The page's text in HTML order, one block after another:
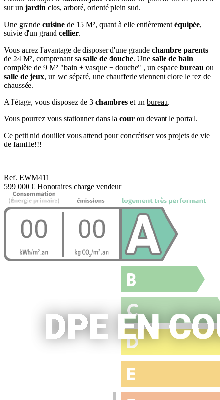
sur un jardin clos, arboré, orienté plein sud.
Une grande cuisine de 15 M², quant à elle entièrement équipée,
suivie d'un grand cellier.
Vous aurez l'avantage de disposer d'une grande chambre parents
de 24 M², comprenant sa salle de douche. Une salle de bain
complète de 9 M² "bain + vasque + douche" , un espace bureau ou
salle de jeux, un wc séparé, une chaufferie viennent clore le rez de
chaussée.
A l'étage, vous disposez de 3 chambres et un bureau.
Vous pourrez vous stationner dans la cour ou devant le portail.
Ce petit nid douillet vous attend pour concrétiser vos projets de vie
de famille!!!
Ref. EWM411
599 000 € Honoraires charge vendeur